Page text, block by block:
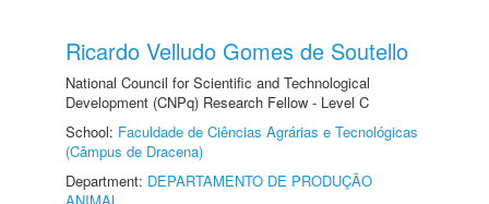
Ricardo Velludo Gomes de Soutello
National Council for Scientific and Technological
Development (CNPq) Research Fellow - Level C
School: Faculdade de Ciências Agrárias e Tecnológicas
(Câmpus de Dracena)
Department: DEPARTAMENTO DE PRODUÇÃO